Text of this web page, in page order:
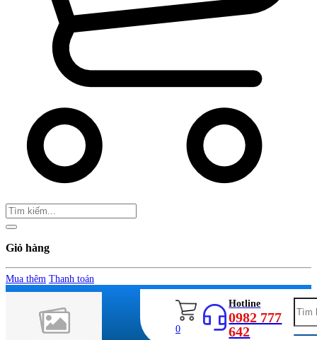
Giỏ hàng
Mua thêm Thanh toán
0
Hotline
0982 777
642